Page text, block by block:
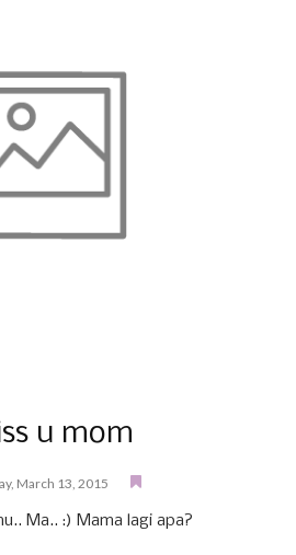
u mom
March 13, 2015
Ma.. :) Mama lagi apa?